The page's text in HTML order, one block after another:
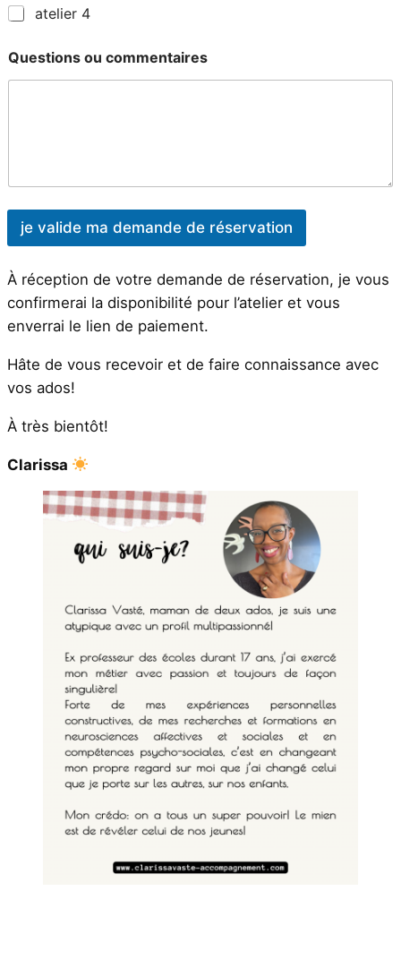
atelier 4
Questions ou commentaires
je valide ma demande de réservation
À réception de votre demande de réservation, je vous
confirmerai la disponibilité pour l’atelier et vous
enverrai le lien de paiement.
Hâte de vous recevoir et de faire connaissance avec
vos ados!
À très bientôt!
Clarissa